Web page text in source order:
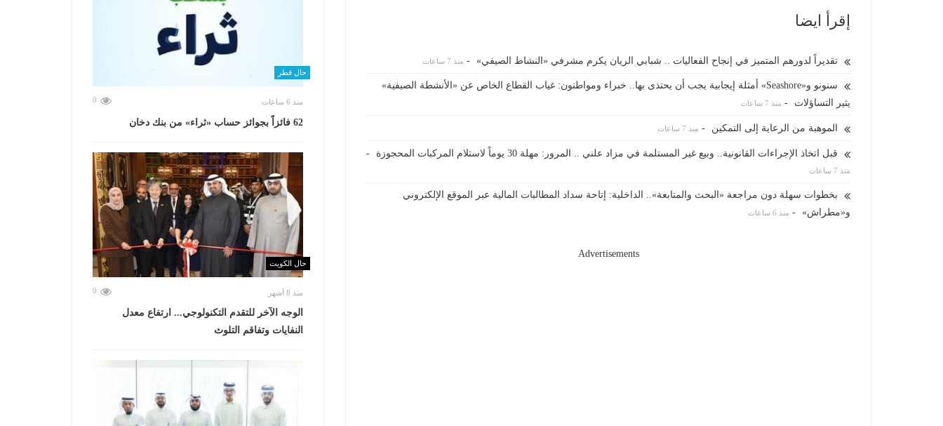
إقرأ ايضا
تقديراً لدورهم المتميز في إنجاح الفعاليات .. شبابي الريان يكرم مشرفي «النشاط الصيفي» - منذ 7 ساعات
سنونو و«Seashore» أمثلة إيجابية يجب أن يحتذى بها.. خبراء ومواطنون: غياب القطاع الخاص عن «الأنشطة الصيفية»
يثير التساؤلات
- منذ 7 ساعات
الموهبة من الرعاية إلى التمكين - منذ 7 ساعات
قبل اتخاذ الإجراءات القانونية.. وبيع غير المستلمة في مزاد علني .. المرور: مهلة 30 يوماً لاستلام المركبات المحجوزة -
منذ 7 ساعات
بخطوات سهلة دون مراجعة «البحث والمتابعة».. الداخلية: إتاحة سداد المطالبات المالية عبر الموقع الإلكتروني
و«مطراش» - منذ 6 ساعات
Advertisements
حال قطر
منذ 6 ساعات 0
62 فائزاً بجوائز حساب «ثراء» من بنك دخان
حال الكويت
منذ 8 أشهر 0
الوجه الآخر للتقدم التكنولوجي... ارتفاع معدل
النفايات وتفاقم التلوث